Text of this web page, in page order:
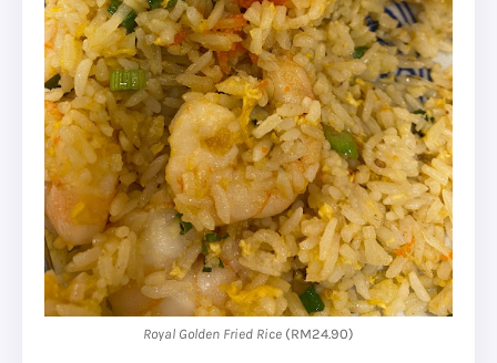
Royal Golden Fried Rice (RM24.90)